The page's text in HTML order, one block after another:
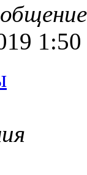
1:50